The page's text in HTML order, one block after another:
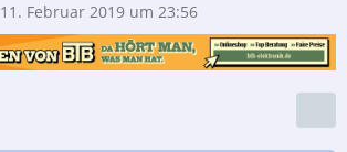
11. Februar 2019 um 23:56